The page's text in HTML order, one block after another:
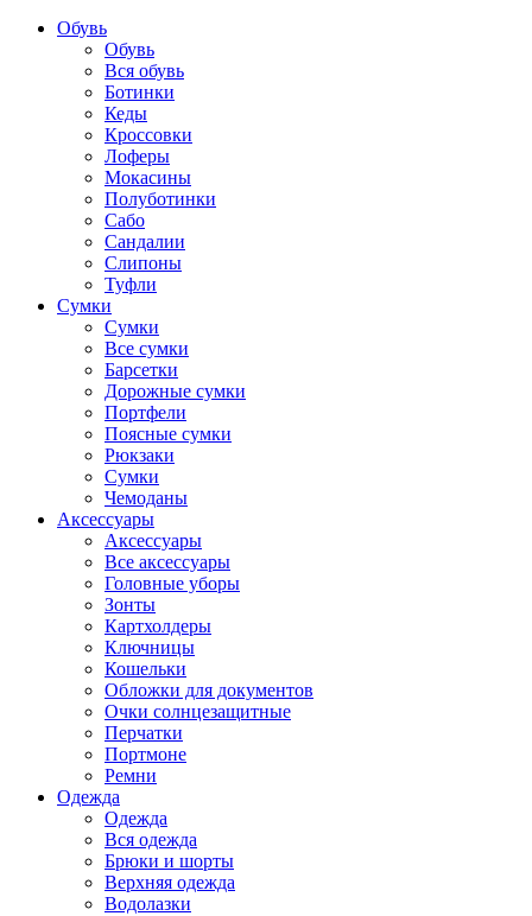
Обувь
Обувь
Вся обувь
Ботинки
Кеды
Кроссовки
Лоферы
Мокасины
Полуботинки
Сабо
Сандалии
Слипоны
Туфли
Сумки
Сумки
Все сумки
Барсетки
Дорожные сумки
Портфели
Поясные сумки
Рюкзаки
Сумки
Чемоданы
Аксессуары
Аксессуары
Все аксессуары
Головные уборы
Зонты
Картхолдеры
Ключницы
Кошельки
Обложки для документов
Очки солнцезащитные
Перчатки
Портмоне
Ремни
Одежда
Одежда
Вся одежда
Брюки и шорты
Верхняя одежда
Водолазки